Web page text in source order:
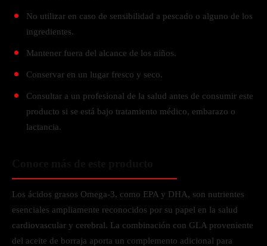
No utilizar en caso de sensibilidad a pescado o alguno de los
ingredientes.
Mantener fuera del alcance de los niños.
Conservar en un lugar fresco y seco.
Consultar a un profesional de la salud antes de consumir este
producto si se está bajo tratamiento médico, embarazo o
lactancia.
Los ácidos grasos Omega-3, como EPA y DHA, son nutrientes
esenciales ampliamente reconocidos por su papel en la salud
cardiovascular y cerebral. La combinación con GLA proveniente
del aceite de borraja aporta un complemento adicional para